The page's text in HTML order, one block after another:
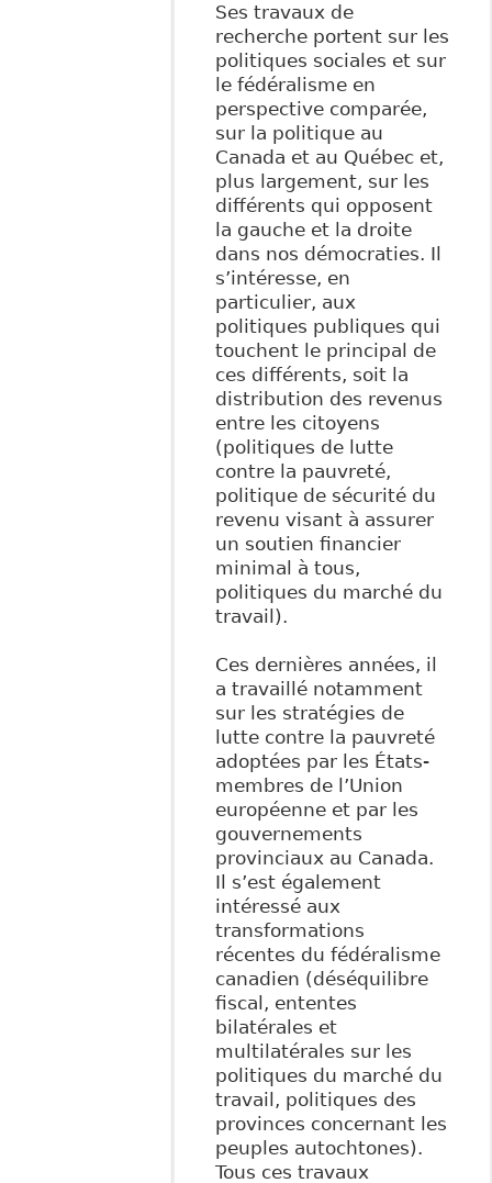
Ses travaux de
recherche portent sur les
politiques sociales et sur
le fédéralisme en
perspective comparée,
sur la politique au
Canada et au Québec et,
plus largement, sur les
différents qui opposent
la gauche et la droite
dans nos démocraties. Il
s’intéresse, en
particulier, aux
politiques publiques qui
touchent le principal de
ces différents, soit la
distribution des revenus
entre les citoyens
(politiques de lutte
contre la pauvreté,
politique de sécurité du
revenu visant à assurer
un soutien financier
minimal à tous,
politiques du marché du
travail).
Ces dernières années, il
a travaillé notamment
sur les stratégies de
lutte contre la pauvreté
adoptées par les États-
membres de l’Union
européenne et par les
gouvernements
provinciaux au Canada.
Il s’est également
intéressé aux
transformations
récentes du fédéralisme
canadien (déséquilibre
fiscal, ententes
bilatérales et
multilatérales sur les
politiques du marché du
travail, politiques des
provinces concernant les
peuples autochtones).
Tous ces travaux